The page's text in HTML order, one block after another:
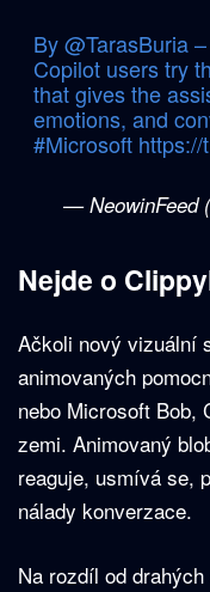
By@TarasBuria–
Copilot users try
that gives the
emotions, and
#Microsoft
— NeowinFeed
Nejde o
Ačkoli nový vizuální
animovaných
nebo Microsoft Bob,
zemi. Animovaný
reaguje, usmívá se,
nálady konverzace.
Na rozdíl od